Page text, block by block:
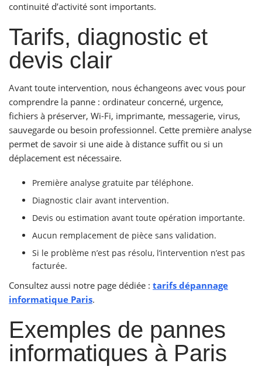
continuité d’activité sont importants.
Tarifs, diagnostic et
devis clair
Avant toute intervention, nous échangeons avec vous pour
comprendre la panne : ordinateur concerné, urgence,
fichiers à préserver, Wi-Fi, imprimante, messagerie, virus,
sauvegarde ou besoin professionnel. Cette première analyse
permet de savoir si une aide à distance suffit ou si un
déplacement est nécessaire.
Première analyse gratuite par téléphone.
Diagnostic clair avant intervention.
Devis ou estimation avant toute opération importante.
Aucun remplacement de pièce sans validation.
Si le problème n’est pas résolu, l’intervention n’est pas
facturée.
Consultez aussi notre page dédiée : tarifs dépannage
informatique Paris.
Exemples de pannes
informatiques à Paris